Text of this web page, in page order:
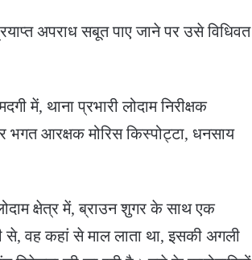
अपराध सबूत पाए जाने पर उसे विधिवत
में, थाना प्रभारी लोदाम निरीक्षक
भगत आरक्षक मोरिस किस्पोट्टा, धनसाय
क्षेत्र में, ब्राउन शुगर के साथ एक
से, वह कहां से माल लाता था, इसकी अगली